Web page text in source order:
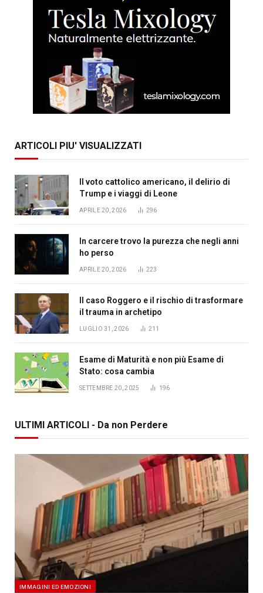
ARTICOLI PIU' VISUALIZZATI
Il voto cattolico americano, il delirio di
Trump e i viaggi di Leone
APRILE 20, 2026 296
In carcere trovo la purezza che negli anni
ho perso
APRILE 20, 2026 223
Il caso Roggero e il rischio di trasformare
il trauma in archetipo
LUGLIO 31, 2026 211
Esame di Maturità e non più Esame di
Stato: cosa cambia
SETTEMBRE 20, 2025 196
ULTIMI ARTICOLI - Da non Perdere
IMMAGINI ED EMOZIONI